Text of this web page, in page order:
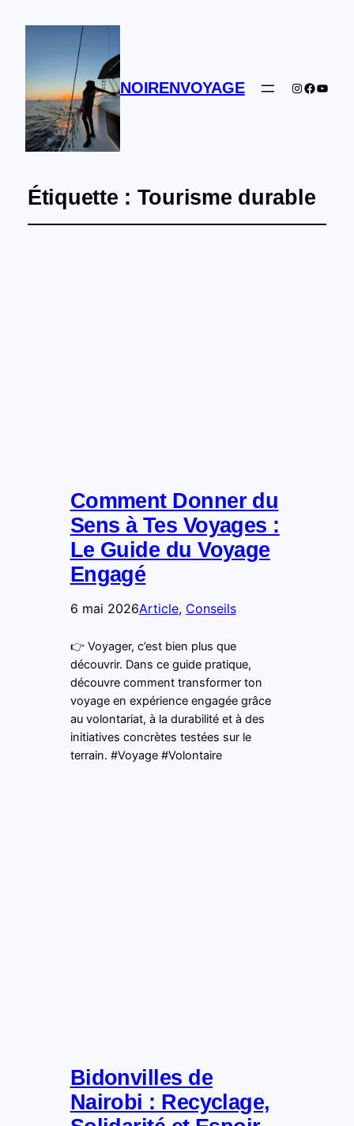
NOIRENVOYAGE Instagram
Étiquette : Tourisme durable
Comment Donner du
Sens à Tes Voyages :
Le Guide du Voyage
Engagé
6 mai 2026Article, Conseils
👉 Voyager, c’est bien plus que
découvrir. Dans ce guide pratique,
découvre comment transformer ton
voyage en expérience engagée grâce
au volontariat, à la durabilité et à des
initiatives concrètes testées sur le
terrain. #Voyage #Volontaire
Bidonvilles de
Nairobi : Recyclage,